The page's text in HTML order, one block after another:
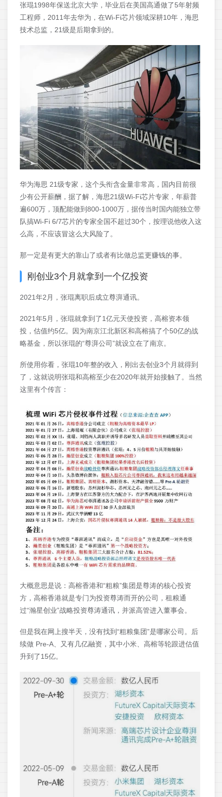
张琨1998年保送北京大学，毕业后在美国高通做了5年射频
工程师，2011年去华为，在Wi‑Fi芯片领域深耕10年，海思
技术总监，21级是后期拿到的。
华为海思 21级专家，这个头衔含金量非常高，国内目前很
少有公开薪酬，据了解，海思21级Wi-Fi芯片专家，年薪普
遍600万，顶配能做到800-1000万，据传当时国内能独立带
队搞Wi‑Fi 6/7芯片的专家全国不超过30个，按理说他收入这
么高，不应该冒这么大风险了。
那一定是有更大的靠山了或者有比做总监更赚钱的事。
刚创业3个月就拿到一个亿投资
2021年2月，张琨离职后成立尊湃通讯。
2021年5月，张琨就拿到了1亿元天使投资，高榕资本领
投，估值约5亿。因为南京江北新区和高榕搞了个50亿的战
略基金，所以张琨的“尊湃公司”就设立在了南京。
所使用你看，张琨10年整的收入，刚出去创业3个月就得到
了，这就说明张琨和高榕至少在2020年就开始接触了。当然
这里有个传言：
大概意思是说：高榕香港和“粗粮”集团是尊涛的核心投资
方，高榕香港就是专门为投资尊涛而开的公司，租粮通
过“瀚星创业”战略投资尊涛通讯，并派高管进入董事会。
但是我在网上搜半天，没有找到“粗粮集团”是哪家公司。后
续做 Pre-A、又有几亿融资，其中小米、高榕等轮跟进估值
升到了15亿。